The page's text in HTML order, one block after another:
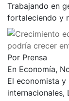
Trabajando en
fortaleciendo y
podría crecer
Por Prensa
En Economía,
El economista y
internacionales,